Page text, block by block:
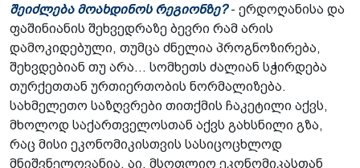
შეიძლება მოახდინოს რეგიონზე?- ერდოღანისა და
ფაშინიანის შეხვედრაზე ბევრი რამ არის
დამოკიდებული, თუმცა ძნელია პროგნოზირება,
შეხვდებიან თუ არა... სომხეთს ძალიან სჭირდება
თურქეთთან ურთიერთობის ნორმალიზება.
სახმელეთო საზღვრები თითქმის ჩაკეტილი აქვს,
მხოლოდ საქართველოსთან აქვს გახსნილი გზა,
რაც მისი ეკონომიკისთვის სასიცოცხლოდ
მნიშვნელოვანია. აი, მსოფლიო ეკონომიკასთან